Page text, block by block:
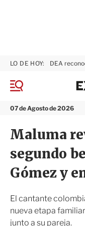
M
n
07 de Agosto de 2026
LO DE HOY: DEA
Maluma
segundo
Gómez y
El cantante
nueva etapa
junto a su pareja.